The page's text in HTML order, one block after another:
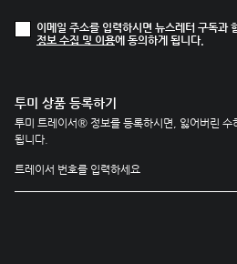
이메일 주소를 입력하시면 뉴스레터 구독과
정보 수집 및 이용에 동의하게 됩니다.
투미 상품 등록하기
투미 트레이서® 정보를 등록하시면, 잃어버린 수
됩니다.